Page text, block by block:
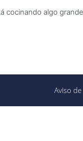
cocinando algo
Aviso